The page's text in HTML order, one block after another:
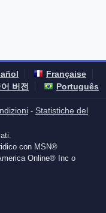
Française
버전 Português
- Statistiche del
con MSN®
Online® Inc o